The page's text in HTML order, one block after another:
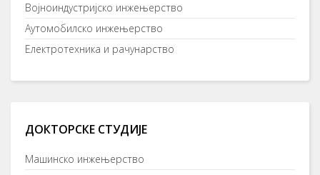
Војноиндустријско инжењерство
Аутомобилско инжењерство
Електротехника и рачунарство
ДОКТОРСКЕ СТУДИЈЕ
Mашинско инжењерство